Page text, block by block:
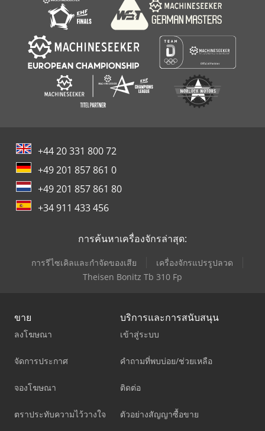
+44 20 331 800 72
+49 201 857 861 0
+49 201 857 861 80
+34 911 433 456
การค้นหาเครื่องจักรล่าสุด:
การรีไซเคิลและกำจัดของเสีย
เครื่องจักรแปรรูปลวด
Theisen Bonitz Tb 310 Fp
ขาย
ลงโฆษณา
จัดการประกาศ
จองโฆษณา
ตราประทับความไว้วางใจ
บริการและการสนับสนุน
เข้าสู่ระบบ
คำถามที่พบบ่อย/ช่วยเหลือ
ติดต่อ
ตัวอย่างสัญญาซื้อขาย